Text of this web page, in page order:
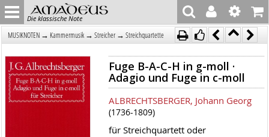
Die klassische Note
MUSIKNOTEN → Kammermusik → Streicher → Streichquartette
Fuge B-A-C-H in g-moll ·
Adagio und Fuge in c-moll
ALBRECHTSBERGER, Johann Georg
(1736-1809)
für Streichquartett oder